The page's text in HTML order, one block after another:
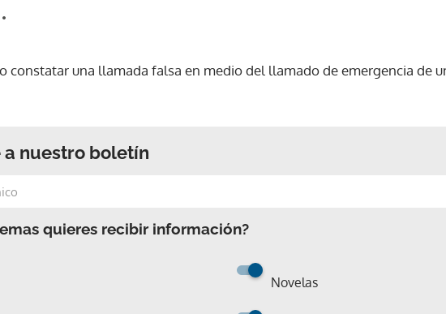
constatar una llamada falsa en medio del llamado de emergencia de
nuestro boletín
quieres recibir información?
Novelas